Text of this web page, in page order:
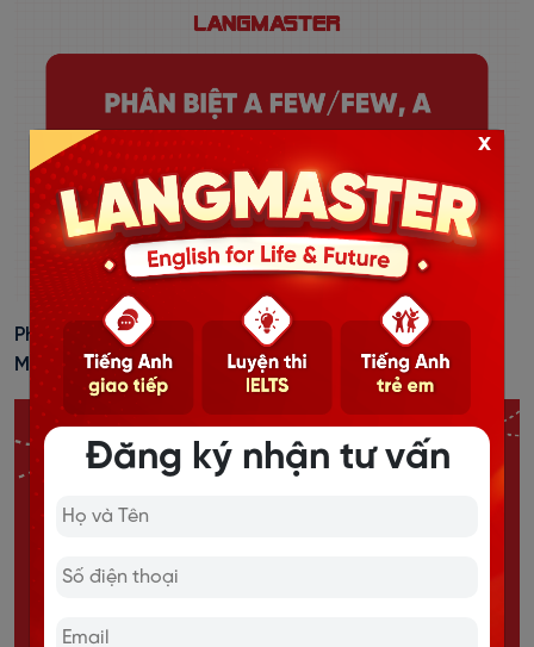
Phân Biệt A Few/Few, A Little/Little, Lots Of/A Lot Of,
Much/Many, Some/Any
Đăng ký nhận tư vấn
x